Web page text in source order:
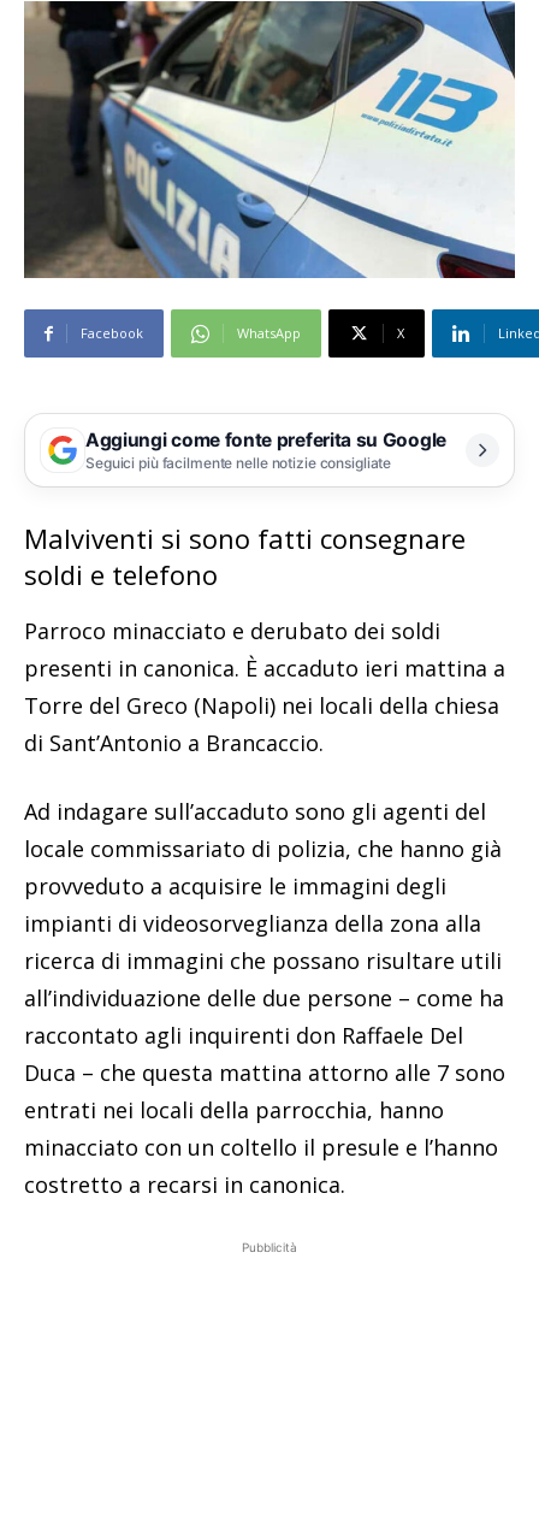
Facebook WhatsApp X
Aggiungi come fonte preferita su Google
Seguici più facilmente nelle notizie consigliate
Malviventi si sono fatti consegnare
soldi e telefono
Parroco minacciato e derubato dei soldi
presenti in canonica. È accaduto ieri mattina a
Torre del Greco (Napoli) nei locali della chiesa
di Sant’Antonio a Brancaccio.
Ad indagare sull’accaduto sono gli agenti del
locale commissariato di polizia, che hanno già
provveduto a acquisire le immagini degli
impianti di videosorveglianza della zona alla
ricerca di immagini che possano risultare utili
all’individuazione delle due persone – come ha
raccontato agli inquirenti don Raffaele Del
Duca – che questa mattina attorno alle 7 sono
entrati nei locali della parrocchia, hanno
minacciato con un coltello il presule e l’hanno
costretto a recarsi in canonica.
Pubblicità